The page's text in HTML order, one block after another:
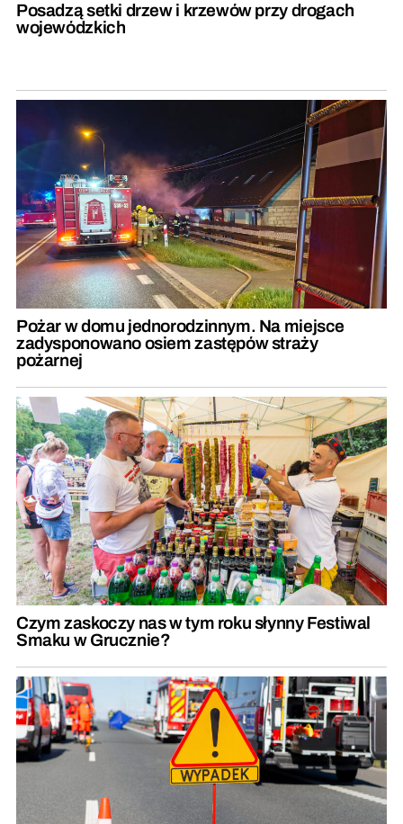
Posadzą setki drzew i krzewów przy drogach
wojewódzkich
Pożar w domu jednorodzinnym. Na miejsce
zadysponowano osiem zastępów straży
pożarnej
Czym zaskoczy nas w tym roku słynny Festiwal
Smaku w Grucznie?